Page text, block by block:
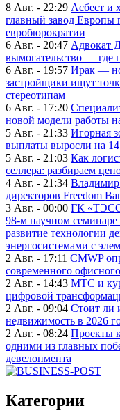
8 Авг. - 22:29 Асбест и
главный завод Европы
евробюрократии
6 Авг. - 20:47 Адвокат
вымогательство — где
6 Авг. - 19:57 Ирак —
застройщики ищут
стереотипам
6 Авг. - 17:20
новой модели работы
5 Авг. - 21:33 Игорная
выплаты выросли на
5 Авг. - 21:03 Как
селлера: разбираем
4 Авг. - 21:34 Владимир
директоров Freedom
3 Авг. - 00:00 ГК
98-м научном
развитие технологии
энергосистемами с
2 Авг. - 17:11 CMWP
современного
2 Авг. - 14:43 МТС и
цифровой
2 Авг. - 09:04 Стоит ли
недвижимость в 2026
2 Авг. - 08:24 Проекты
одними из главных
девелопмента
Категории